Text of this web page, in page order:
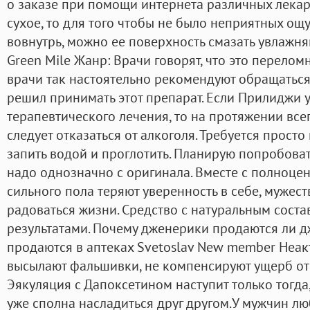
сухое, то для того чтобы не было неприятных
вовнутрь, можно ее поверхность смазать
Green Mile Жанр: Врачи говорят, что это
врачи так настоятельно рекомендуют
решил принимать этот препарат. Если Прилиджи
терапевтического лечения, то на протяжении
следует отказаться от алкоголя. Требуется
запить водой и проглотить. Планирую
надо однозначно с оригинала. Вместе с
сильного пола теряют уверенность в себе,
радоваться жизни. Средство с натуральным
результатами. Почему дженерики продаются ли
продаются в аптеках Svetoslav New member
высылают фальшивки, не компенсируют ущерб
Эякуляция с Дапоксетином наступит только
уже сполна насладиться друг другом.У мужчин